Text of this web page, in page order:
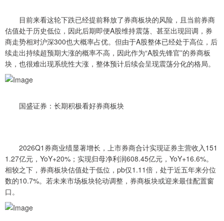
目前来看这轮下跌已经提前释放了券商板块的风险，且当前券商
估值处于历史低位，因此后期即便A股维持震荡、甚至出现回调，券
商走势相对沪深300也大概率占优。但由于A股整体已经处于高位，后
续走出持续超预期大涨的概率不高，因此作为“A股先锋官”的券商板
块，也很难出现系统性大涨，整体预计后续会呈现震荡分化的格局。
国盛证券：长期积极看好券商板块
2026Q1券商业绩显著增长，上市券商合计实现证券主营收入151
1.27亿元，YoY+20%；实现归母净利润608.45亿元，YoY+16.6%。
相较之下，券商板块估值处于低位，pb仅1.11倍，处于近五年来分位
数的10.7%。若未来市场板块轮动调整，券商板块或迎来最佳配置窗
口。